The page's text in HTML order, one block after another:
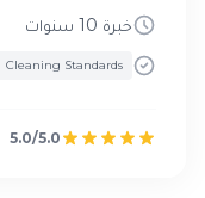
خبرة 10 سنوات
Cleaning Standards
5.0/5.0